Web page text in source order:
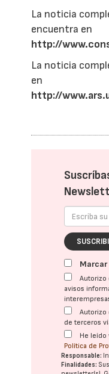
La noticia
encuentra en
http://
La noticia
en
http://
Autorizo
avisos
Autorizo
de terceros
He
Política de
Responsable:
Finalidades: